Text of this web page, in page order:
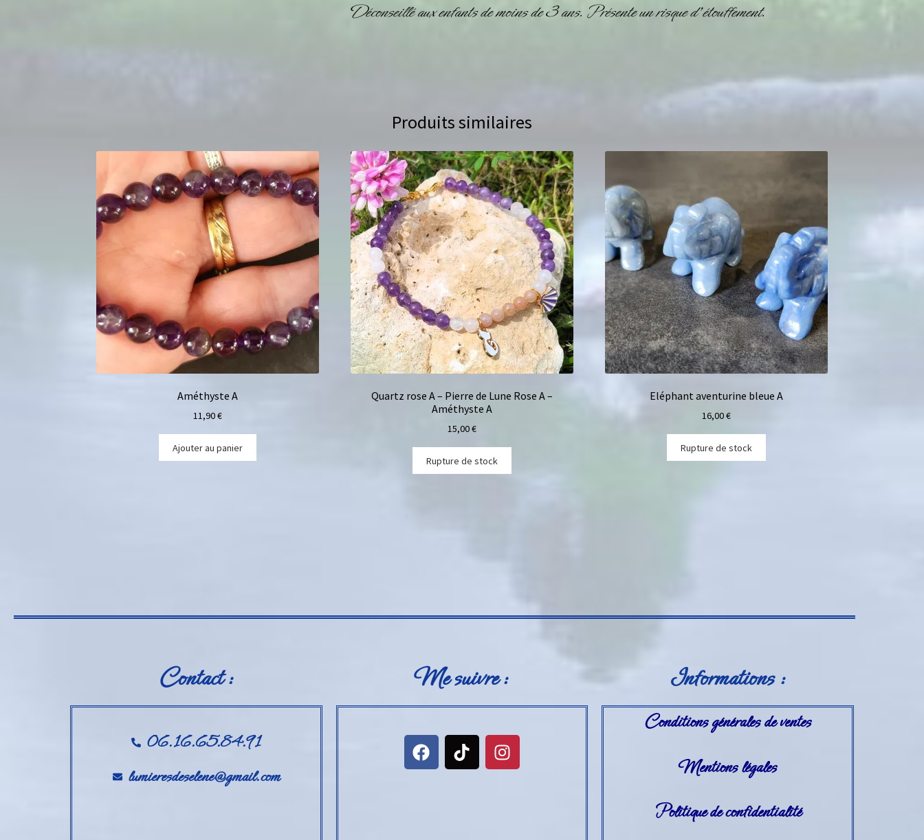
Déconseillé aux enfants de moins de 3 ans. Présente un risque d’étouffement.
Produits similaires
Améthyste A
11,90€
Ajouter au panier
Quartz rose A – Pierre de Lune Rose A –
Améthyste A
15,00€
Rupture de stock
Eléphant aventurine bleue A
16,00€
Rupture de stock
Contact : Me suivre : Informations :
06.16.65.84.91
lumieresdeselene@gmail.com
Conditions générales de ventes
Mentions légales
Politique de confidentialité